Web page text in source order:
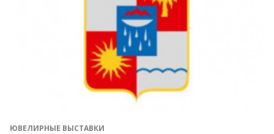
ЮВЕЛИРНЫЕ ВЫСТАВКИ